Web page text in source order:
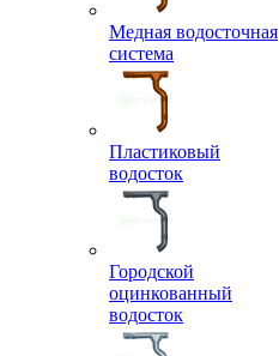
Медная водосточная
система
Пластиковый
водосток
Городской
оцинкованный
водосток